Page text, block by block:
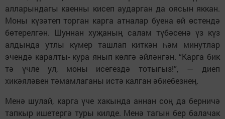
алларындагы каенны кисеп аударган да оясын яккан.
Моны күзәтеп торган карга атналар буена өй өс­тен­дә
бөтерелгән. Шуннан ху­җа­ның салам түбәсенә үз күз
алдында утлы күмер ташлап киткән һәм минутлар
эчендә карал­ты- кура янып көлгә әйләнгән. “Кар­га бик
тә үчле ул, моны исегездә тотыгыз!”, — диеп
хикәяләвен тә­мамлаганы истә калган әбиебезнең.
Менә шулай, карга үче хакында аннан соң да берничә
тапкыр ишетергә туры килде. Менә тагын бер балачак